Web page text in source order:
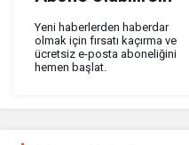
Yeni haberlerden haberdar
olmak için fırsatı kaçırma ve
ücretsiz e-posta aboneliğini
hemen başlat.